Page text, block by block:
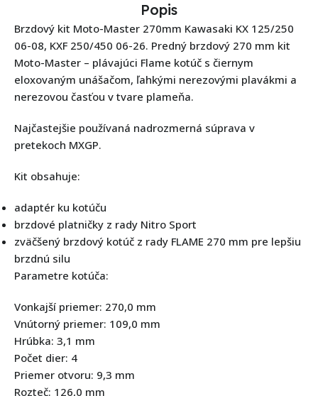
Popis
Brzdový kit Moto-Master 270mm Kawasaki KX 125/250
06-08, KXF 250/450 06-26. Predný brzdový 270 mm kit
Moto-Master – plávajúci Flame kotúč s čiernym
eloxovaným unášačom, ľahkými nerezovými plavákmi a
nerezovou časťou v tvare plameňa.
Najčastejšie používaná nadrozmerná súprava v
pretekoch MXGP.
Kit obsahuje:
adaptér ku kotúču
brzdové platničky z rady Nitro Sport
zväčšený brzdový kotúč z rady FLAME 270 mm pre lepšiu
brzdnú silu
Parametre kotúča:
Vonkajší priemer: 270,0 mm
Vnútorný priemer: 109,0 mm
Hrúbka: 3,1 mm
Počet dier: 4
Priemer otvoru: 9,3 mm
Rozteč: 126,0 mm